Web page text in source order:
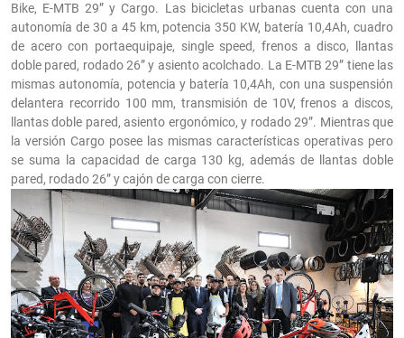
Bike, E-MTB 29” y Cargo. Las bicicletas urbanas cuenta con una
autonomía de 30 a 45 km, potencia 350 KW, batería 10,4Ah, cuadro
de acero con portaequipaje, single speed, frenos a disco, llantas
doble pared, rodado 26” y asiento acolchado. La E-MTB 29” tiene las
mismas autonomía, potencia y batería 10,4Ah, con una suspensión
delantera recorrido 100 mm, transmisión de 10V, frenos a discos,
llantas doble pared, asiento ergonómico, y rodado 29”. Mientras que
la versión Cargo posee las mismas características operativas pero
se suma la capacidad de carga 130 kg, además de llantas doble
pared, rodado 26” y cajón de carga con cierre.